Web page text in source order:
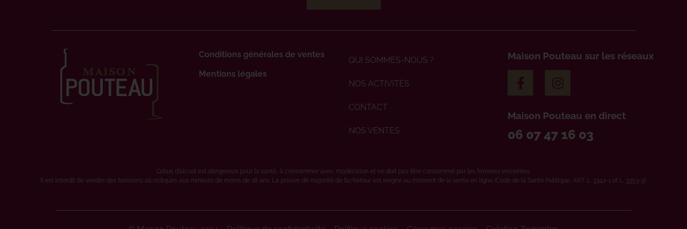
Conditions générales de ventes
Mentions légales
QUI SOMMES-NOUS ?
NOS ACTIVITÉS
CONTACT
NOS VENTES
Maison Pouteau sur les réseaux
Maison Pouteau en direct
06 07 47 16 03
L’abus d’alcool est dangereux pour la santé, à consommer avec modération et ne doit pas être consommé par les femmes enceintes.
Il est interdit de vendre des boissons alcooliques aux mineurs de moins de 18 ans. La preuve de majorité de l’acheteur est exigée au moment de la vente en ligne (Code de la Santé Publique, ART. L. 3342-1 et L. 3353-3).